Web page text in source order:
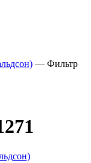
— Фильтр